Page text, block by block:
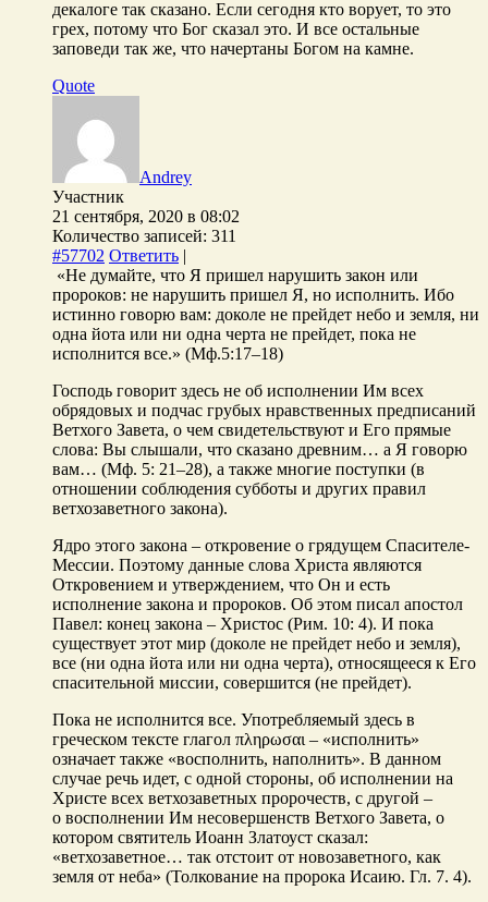
декалоге так сказано. Если сегодня кто ворует, то это
грех, потому что Бог сказал это. И все остальные
заповеди так же, что начертаны Богом на камне.
Quote
Andrey
Участник
21 сентября, 2020 в 08:02
Количество записей: 311
#57702 Ответить |
«Не думайте, что Я пришел нарушить закон или
пророков: не нарушить пришел Я, но исполнить. Ибо
истинно говорю вам: доколе не прейдет небо и земля, ни
одна йота или ни одна черта не прейдет, пока не
исполнится все.» (Мф.5:17–18)
Господь говорит здесь не об исполнении Им всех
обрядовых и подчас грубых нравственных предписаний
Ветхого Завета, о чем свидетельствуют и Его прямые
слова: Вы слышали, что сказано древним… а Я говорю
вам… (Мф. 5: 21–28), а также многие поступки (в
отношении соблюдения субботы и других правил
ветхозаветного закона).
Ядро этого закона – откровение о грядущем Спасителе-
Мессии. Поэтому данные слова Христа являются
Откровением и утверждением, что Он и есть
исполнение закона и пророков. Об этом писал апостол
Павел: конец закона – Христос (Рим. 10: 4). И пока
существует этот мир (доколе не прейдет небо и земля),
все (ни одна йота или ни одна черта), относящееся к Его
спасительной миссии, совершится (не прейдет).
Пока не исполнится все. Употребляемый здесь в
греческом тексте глагол πληρωσαι – «исполнить»
означает также «восполнить, наполнить». В данном
случае речь идет, с одной стороны, об исполнении на
Христе всех ветхозаветных пророчеств, с другой –
о восполнении Им несовершенств Ветхого Завета, о
котором святитель Иоанн Златоуст сказал:
«ветхозаветное… так отстоит от новозаветного, как
земля от неба» (Толкование на пророка Исаию. Гл. 7. 4).